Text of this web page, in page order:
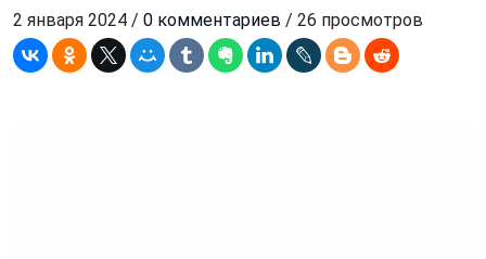
2 января 2024 / 0 комментариев / 26 просмотров